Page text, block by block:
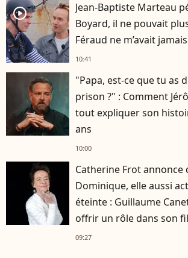
player2
Jean-Baptiste Marteau
Boyard, il ne pouvait
Féraud ne m’avait
10:41
"Papa, est-ce que tu as
prison ?" : Comment
tout expliquer son
ans
10:00
Catherine Frot annonce
Dominique, elle aussi
éteinte : Guillaume
offrir un rôle dans son
Cotillard
09:27